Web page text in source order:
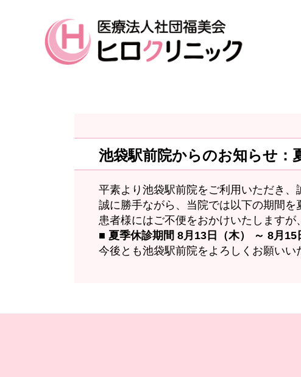
池袋駅前院からのお知らせ：
平素より池袋駅前院をご利用いただき、
誠に勝手ながら、当院では以下の期間を
患者様にはご不便をおかけいたしますが
■ 夏季休診期間 8月13日（木） ～ 8月15
今後とも池袋駅前院をよろしくお願いい